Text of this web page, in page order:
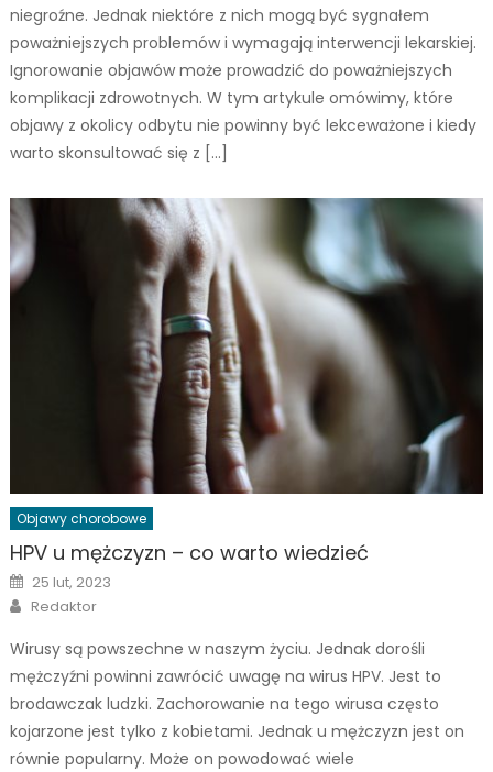
niegroźne. Jednak niektóre z nich mogą być sygnałem
poważniejszych problemów i wymagają interwencji lekarskiej.
Ignorowanie objawów może prowadzić do poważniejszych
komplikacji zdrowotnych. W tym artykule omówimy, które
objawy z okolicy odbytu nie powinny być lekceważone i kiedy
warto skonsultować się z […]
Objawy chorobowe
HPV u mężczyzn – co warto wiedzieć
Posted
on
25 lut, 2023
Author
Redaktor
Wirusy są powszechne w naszym życiu. Jednak dorośli
mężczyźni powinni zawrócić uwagę na wirus HPV. Jest to
brodawczak ludzki. Zachorowanie na tego wirusa często
kojarzone jest tylko z kobietami. Jednak u mężczyzn jest on
równie popularny. Może on powodować wiele